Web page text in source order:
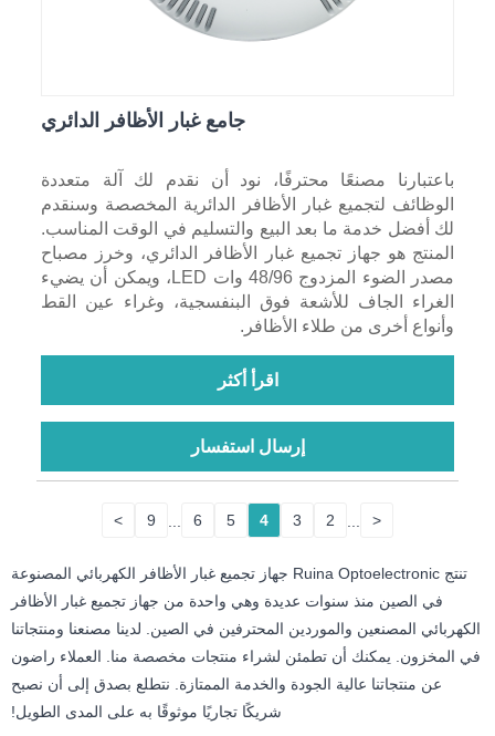
جامع غبار الأظافر الدائري
باعتبارنا مصنعًا محترفًا، نود أن نقدم لك آلة متعددة
الوظائف لتجميع غبار الأظافر الدائرية المخصصة وسنقدم
لك أفضل خدمة ما بعد البيع والتسليم في الوقت المناسب.
المنتج هو جهاز تجميع غبار الأظافر الدائري، وخرز مصباح
مصدر الضوء المزدوج 48/96 وات LED، ويمكن أن يضيء
الغراء الجاف للأشعة فوق البنفسجية، وغراء عين القط
وأنواع أخرى من طلاء الأظافر.
اقرأ أكثر
إرسال استفسار
<
2
3
4
5
6
9
>
تنتج Ruina Optoelectronic جهاز تجميع غبار الأظافر الكهربائي المصنوعة
في الصين منذ سنوات عديدة وهي واحدة من جهاز تجميع غبار الأظافر
الكهربائي المصنعين والموردين المحترفين في الصين. لدينا مصنعنا ومنتجاتنا
في المخزون. يمكنك أن تطمئن لشراء منتجات مخصصة منا. العملاء راضون
عن منتجاتنا عالية الجودة والخدمة الممتازة. نتطلع بصدق إلى أن نصبح
شريكًا تجاريًا موثوقًا به على المدى الطويل!